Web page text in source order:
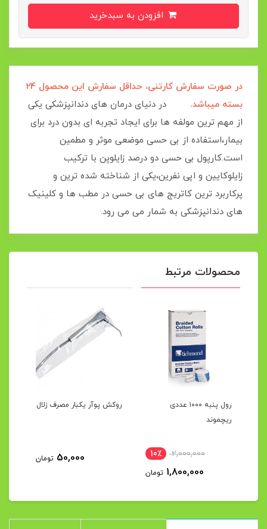
در صورت سفارش کارتنی، حداقل سفارش این محصول 24
بسته میباشد. در دنیای درمان های دندانپزشکی یکی
از مهم ترین مولفه ها برای ایجاد تجربه ای بدون درد برای
بیمار،استفاده از بی حسی موضعی موثر و مطمین
است.کارپول بی حسی دو درصد زایلوپن با ترکیب
زایلوکایین و اپی نفرین،یکی از شناخته شده ترین و
پرکاربرد ترین کاتریج های بی حسی در مطب ها و کلینیک
های دندانپزشکی به شمار می می رود.
محصولات مرتبط
رول پنبه ۱۰۰۰ عددی
ریچموند
2,000,000 10٪
1,800,000 تومان
روکش پوآر یکبار مصرف زلال
50,000 تومان